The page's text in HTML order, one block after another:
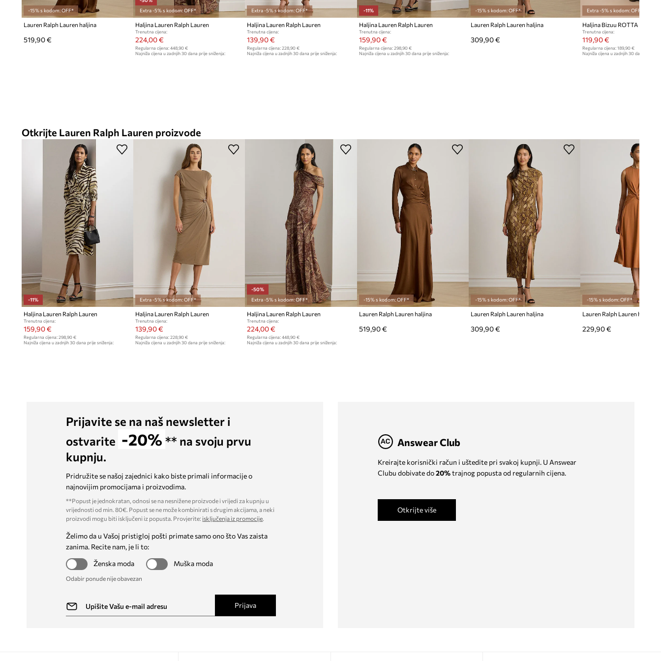
-15% s kodom: OFF*
Lauren Ralph Lauren haljina
519,90 €
Extra -5% s kodom: OFF*
Haljina Lauren Ralph Lauren
Trenutna cijena:
224,00 €
Regularna cijena:448,90 €
Najniža cijena u zadnjih 30 dana prije sniženja:
Extra -5% s kodom: OFF*
Haljina Lauren Ralph Lauren
Trenutna cijena:
139,90 €
Regularna cijena: 228,90 €
Najniža cijena u zadnjih 30 dana prije sniženja:
-11%
Haljina Lauren Ralph Lauren
Trenutna cijena:
159,90 €
Regularna cijena: 298,90 €
Najniža cijena u zadnjih 30 dana prije sniženja:
-15% s kodom: OFF*
Lauren Ralph Lauren haljina
309,90 €
Extra -5% s kodom: OFF*
Haljina Bizuu ROTTA
Trenutna cijena:
119,90 €
Regularna cijena: 189,90 €
Najniža cijena u zadnjih 30 dana prije
Otkrijte Lauren Ralph Lauren proizvode
-11%
Haljina Lauren Ralph Lauren
Trenutna cijena:
159,90 €
Regularna cijena: 298,90 €
Najniža cijena u zadnjih 30 dana prije sniženja:
Extra -5% s kodom: OFF*
Haljina Lauren Ralph Lauren
Trenutna cijena:
139,90 €
Regularna cijena:228,90 €
Najniža cijena u zadnjih 30 dana prije sniženja:
-50%
Extra -5% s kodom: OFF*
Haljina Lauren Ralph Lauren
Trenutna cijena:
224,00 €
Regularna cijena: 448,90 €
Najniža cijena u zadnjih 30 dana prije sniženja:
-15% s kodom: OFF*
Lauren Ralph Lauren haljina
519,90 €
-15% s kodom: OFF*
Lauren Ralph Lauren haljina
309,90 €
-15% s kodom: OFF*
Lauren Ralph Lauren haljina
229,90 €
Prijavite se na naš newsletter i
ostvarite -20% ** na svoju prvu
kupnju.
Pridružite se našoj zajednici kako biste primali informacije o
najnovijim promocijama i proizvodima.
**Popust je jednokratan, odnosi se na nesnižene proizvode i vrijedi za kupnju u
vrijednosti od min. 80€. Popust se ne može kombinirati s drugim akcijama, a neki
proizvodi mogu biti isključeni iz popusta. Provjerite: isključenja iz promocije
Želimo da u Vašoj pristigloj pošti primate samo ono što Vas zaista
zanima. Recite nam, je li to:
Ženska moda
Muška moda
Odabir ponude nije obavezan
Prijava
Answear Club
Kreirajte korisnički račun i uštedite pri svakoj kupnji. U Answear
Clubu dobivate do20%trajnog popusta od regularnih cijena.
Otkrijte više